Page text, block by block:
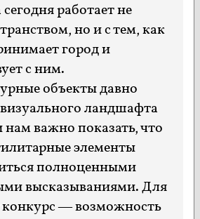
работает не
но и с тем, как
город и
с ним.
объекты давно
ландшафта
нам важно показать, что
элементы
полноценными
высказываниями. Для
конкурс — возможность